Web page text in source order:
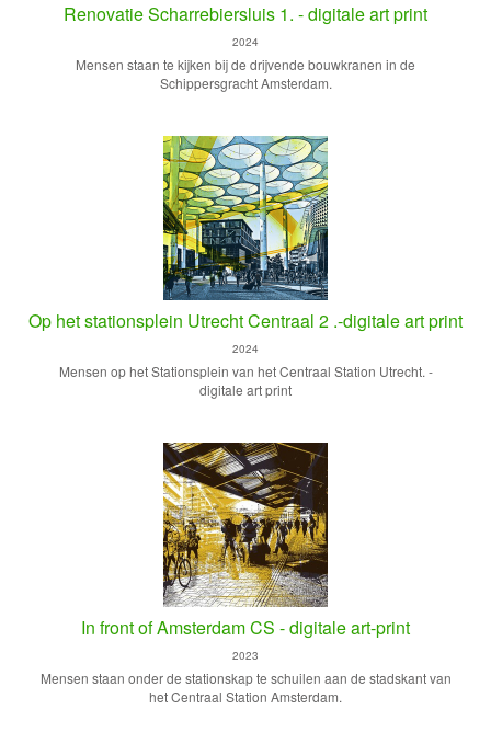
Renovatie Scharrebiersluis 1. - digitale art print
2024
Mensen staan te kijken bij de drijvende bouwkranen in de
Schippersgracht Amsterdam.
Op het stationsplein Utrecht Centraal 2 .-digitale art print
2024
Mensen op het Stationsplein van het Centraal Station Utrecht. -
digitale art print
In front of Amsterdam CS - digitale art-print
2023
Mensen staan onder de stationskap te schuilen aan de stadskant van
het Centraal Station Amsterdam.